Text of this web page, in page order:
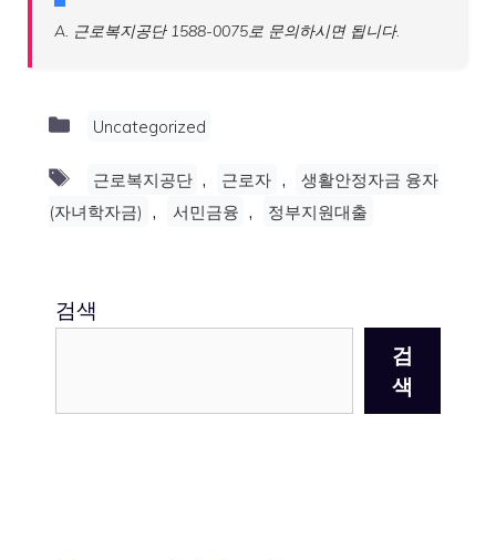
A. 근로복지공단 1588-0075로 문의하시면 됩니다.
Categories
Uncategorized
Tags
근로복지공단 , 근로자 ,
생활안정자금 융자
(자녀학자금) , 서민금융 , 정부지원대출
검색
검
색